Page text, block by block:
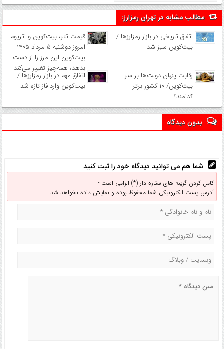
مطالب مشابه در تهران رمزارز:
اتفاق تاریخی در بازار رمزارزها /
بیت‌کوین سبز شد
قیمت تتر، بیت‌کوین و اتریوم
امروز دوشنبه ۵ مرداد ۱۴۰۵ |
بیت‌کوین این مرز را از دست
بدهد، همه‌چیز تغییر می‌کند
رقابت پنهان دولت‌ها بر سر
بیت‌کوین/ ۱۰ کشور برتر
کدامند؟
اتفاق مهم در بازار رمزارزها /
بیت‌کوین وارد فاز تازه شد
بدون دیدگاه
شما هم می توانید دیدگاه خود را ثبت کنید
کامل کردن گزینه های ستاره دار (*) الزامی است -
آدرس پست الکترونیکی شما محفوظ بوده و نمایش داده نخواهد شد -